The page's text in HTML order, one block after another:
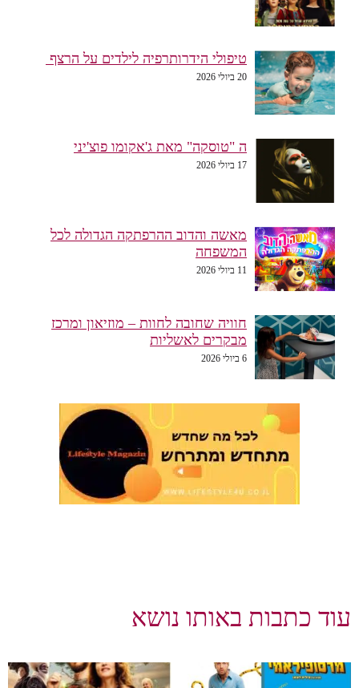
טיפולי הידרותרפיה לילדים על הרצף
20 ביולי 2026
ה "טוסקה" מאת ג'אקומו פוצ'יני
17 ביולי 2026
מאשה והדוב ההרפתקה הגדולה לכל
המשפחה
11 ביולי 2026
חוויה שחובה לחוות – מוזיאון ומרכז
מבקרים לאשליות
6 ביולי 2026
עוד כתבות באותו נושא